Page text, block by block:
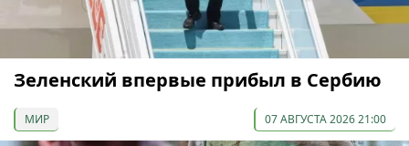
Зеленский впервые прибыл в Сербию
МИР 07 АВГУСТА 2026 21:00